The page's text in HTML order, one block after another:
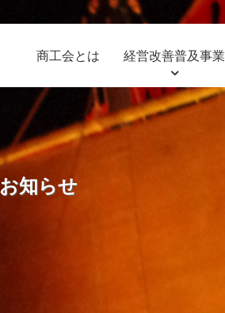
商工会とは 経営改善普及事業
お知らせ